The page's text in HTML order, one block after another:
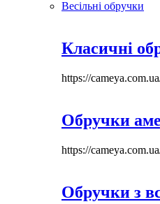
Весільні обручки
Класичні
https://
Обручки
https://
Обручки з